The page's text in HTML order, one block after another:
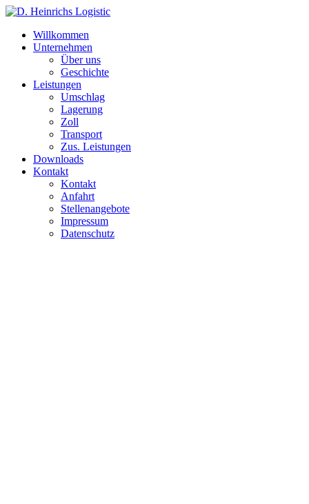
Willkommen
Unternehmen
Über uns
Geschichte
Leistungen
Umschlag
Lagerung
Zoll
Transport
Zus. Leistungen
Downloads
Kontakt
Kontakt
Anfahrt
Stellenangebote
Impressum
Datenschutz